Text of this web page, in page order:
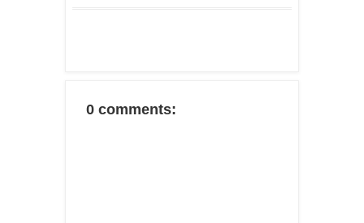
0 comments: